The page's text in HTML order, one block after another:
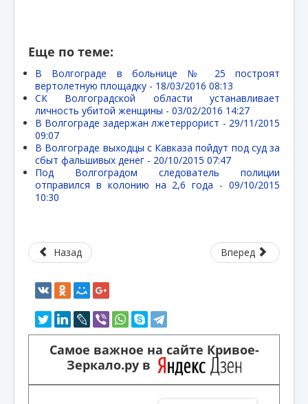
Еще по теме:
В Волгограде в больнице № 25 построят
вертолетную площадку - 18/03/2016 08:13
СК Волгоградской области устанавливает
личность убитой женщины - 03/02/2016 14:27
В Волгограде задержан лжетеррорист - 29/11/2015
09:07
В Волгограде выходцы с Кавказа пойдут под суд за
сбыт фальшивых денег - 20/10/2015 07:47
Под Волгоградом следователь полиции
отправился в колонию на 2,6 года - 09/10/2015
10:30
Назад Вперед
Самое важное на сайте Кривое-
Зеркало.ру в